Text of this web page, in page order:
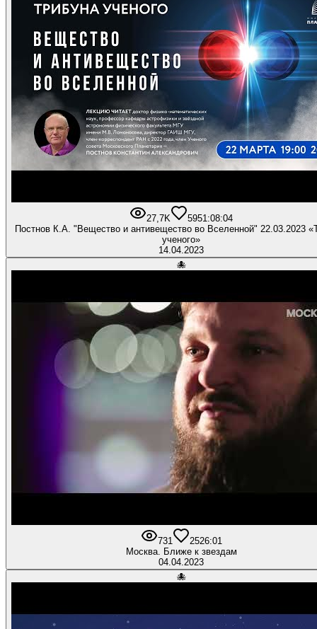
27,7K 5951:08:04
Постнов К.А. "Вещество и антивещество во Вселенной" 22.03.2023
ученого»
14.04.2023
🐙
731 2526:01
Москва. Ближе к звездам
04.04.2023
🐙